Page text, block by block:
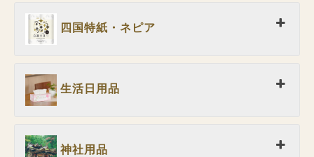
四国特紙・ネピア
生活日用品
神社用品